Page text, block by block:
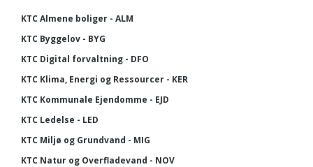
KTC Almene boliger - ALM
KTC Byggelov - BYG
KTC Digital forvaltning - DFO
KTC Klima, Energi og Ressourcer - KER
KTC Kommunale Ejendomme - EJD
KTC Ledelse - LED
KTC Miljø og Grundvand - MIG
KTC Natur og Overfladevand - NOV